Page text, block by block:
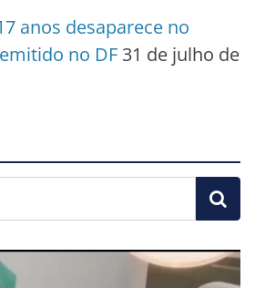
anos desaparece no
no DF 31 de julho de